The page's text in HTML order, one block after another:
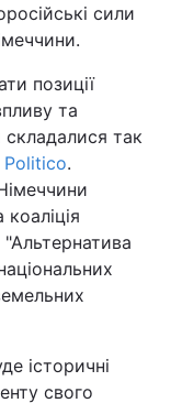
сили
позиції
та
складалися так
Politico.
"Альтернатива
історичні
свого